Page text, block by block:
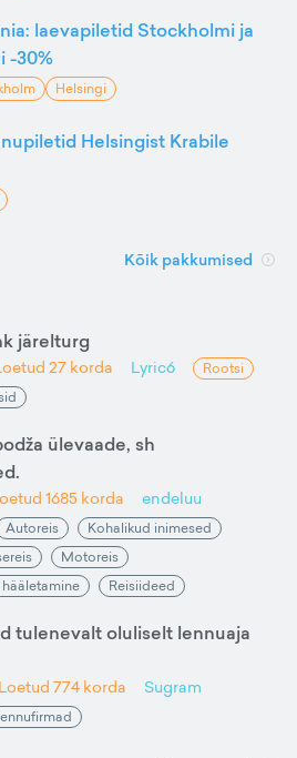
laevapiletid Stockholmi ja
-30%
Helsingi
Helsingist Krabile
Kõik pakkumised
järelturg
27 korda Lyric6
Rootsi
ülevaade, sh
1685 korda endeluu
Autoreis
Kohalikud inimesed
Motoreis
Reisiideed
tulenevalt oluliselt lennuaja
Loetud 774 korda Sugram